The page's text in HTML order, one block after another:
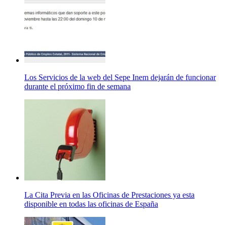
Los Servicios de la web del Sepe Inem dejarán de funcionar
durante el próximo fin de semana
La Cita Previa en las Oficinas de Prestaciones ya esta
disponible en todas las oficinas de España